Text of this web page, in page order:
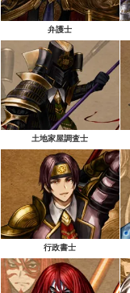
弁護士
土地家屋調査士
行政書士